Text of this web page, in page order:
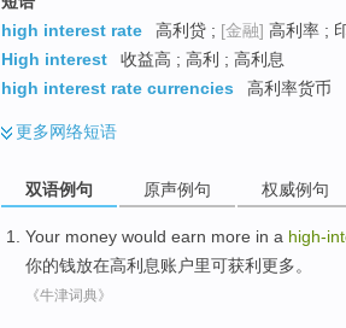
high interest rate
高利贷 ; [金融] 高利率 ;
High interest
收益高 ; 高利 ; 高利息
high interest rate currencies
高利率货币
更多网络短语
双语例句 原声例句 权威例句
Your money would earn more in a high-
你的钱放在高利息账户里可获利 更多。
《牛津词典》